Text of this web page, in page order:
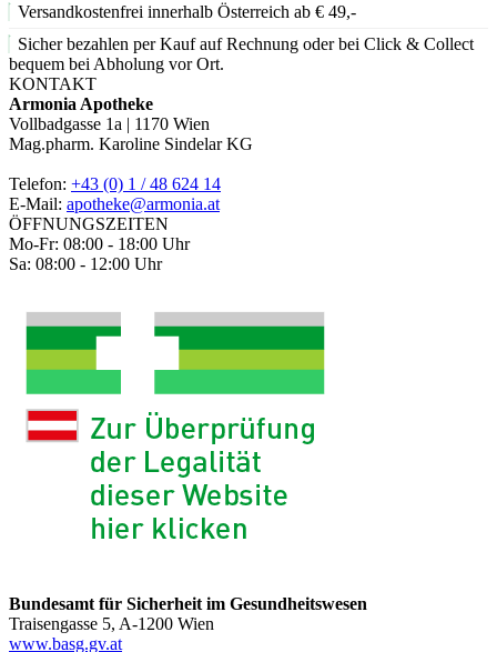
Versandkostenfrei innerhalb Österreich ab € 49,-
Sicher bezahlen per Kauf auf Rechnung oder bei Click & Collect
bequem bei Abholung vor Ort.
KONTAKT
Armonia Apotheke
Vollbadgasse 1a | 1170 Wien
Mag.pharm. Karoline Sindelar KG
Telefon: +43 (0) 1 / 48 624 14
E-Mail: apotheke@armonia.at
ÖFFNUNGSZEITEN
Mo-Fr: 08:00 - 18:00 Uhr
Sa: 08:00 - 12:00 Uhr
Bundesamt für Sicherheit im Gesundheitswesen
Traisengasse 5, A-1200 Wien
www.basg.gv.at